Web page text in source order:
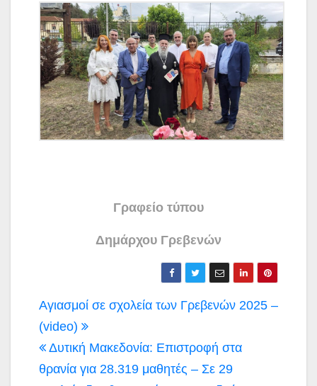
Γραφείο τύπου
Δημάρχου Γρεβενών
Πλοήγηση
άρθρων
Αγιασμοί σε σχολεία των Γρεβενών 2025 –
(video)
Δυτική Μακεδονία: Επιστροφή στα
θρανία για 28.319 μαθητές – Σε 29